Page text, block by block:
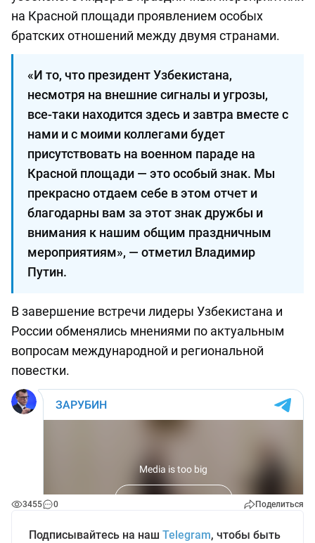
на Красной площади проявлением особых
братских отношений между двумя странами.
«И то, что президент Узбекистана,
несмотря на внешние сигналы и угрозы,
все-таки находится здесь и завтра вместе с
нами и с моими коллегами будет
присутствовать на военном параде на
Красной площади — это особый знак. Мы
прекрасно отдаем себе в этом отчет и
благодарны вам за этот знак дружбы и
внимания к нашим общим праздничным
мероприятиям», — отметил Владимир
Путин.
В завершение встречи лидеры Узбекистана и
России обменялись мнениями по актуальным
вопросам международной и региональной
повестки.
3455 0 Поделиться
Подписывайтесь на наш Telegram, чтобы быть